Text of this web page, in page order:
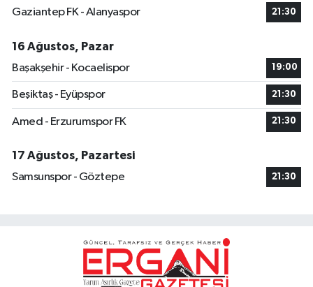
Gaziantep FK - Alanyaspor 21:30
16 Ağustos, Pazar
Başakşehir - Kocaelispor
19:00
Beşiktaş - Eyüpspor 21:30
Amed - Erzurumspor FK 21:30
17 Ağustos, Pazartesi
Samsunspor - Göztepe
21:30